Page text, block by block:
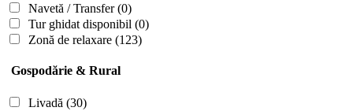
Navetă / Transfer(0)
Tur ghidat disponibil (0)
Zonă de relaxare (123)
Gospodărie & Rural
Livadă (30)